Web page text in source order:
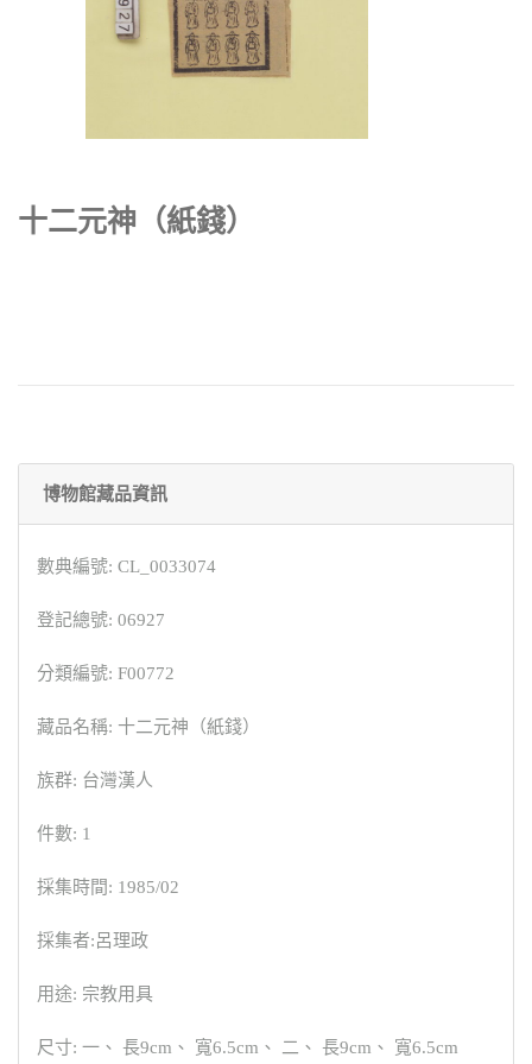
十二元神（紙錢）
博物館藏品資訊
數典編號: CL_0033074
登記總號: 06927
分類編號: F00772
藏品名稱: 十二元神（紙錢）
族群: 台灣漢人
件數: 1
採集時間: 1985/02
採集者:呂理政
用途: 宗教用具
尺寸: 一、 長9cm、 寬6.5cm、 二、 長9cm、 寬6.5cm